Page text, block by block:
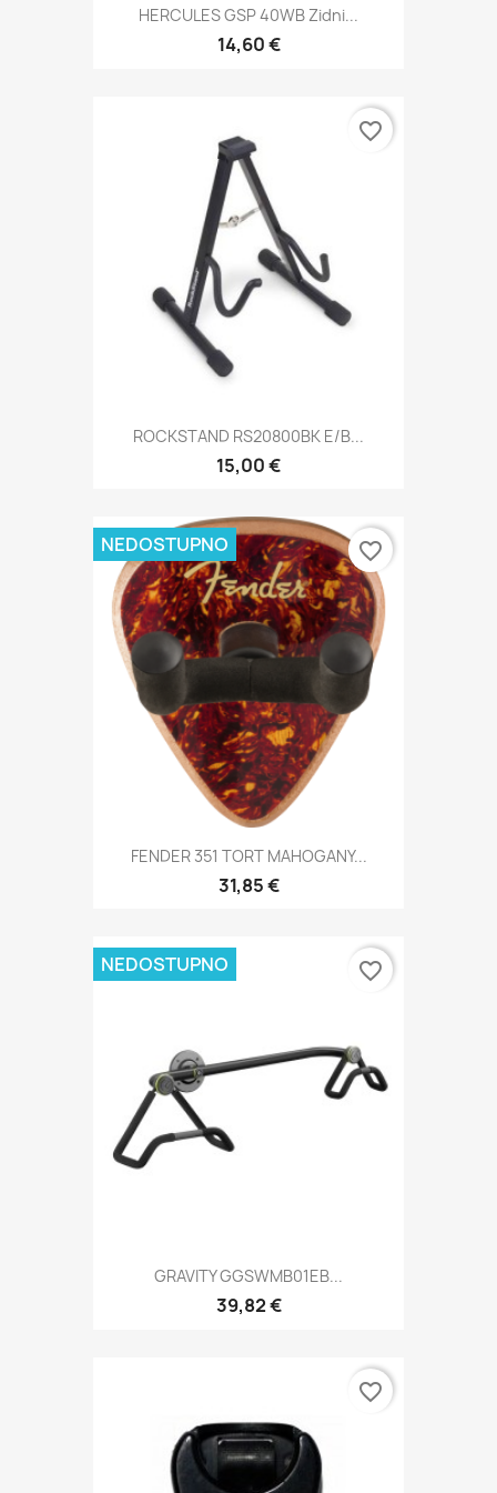
HERCULES GSP 40WB Zidni...
14,60 €
ROCKSTAND RS20800BK E/B...
15,00 €
favorite_border
FENDER 351 TORT MAHOGANY...
31,85 €
NEDOSTUPNO favorite_border
GRAVITY GGSWMB01EB...
39,82 €
NEDOSTUPNO favorite_border
favorite_border